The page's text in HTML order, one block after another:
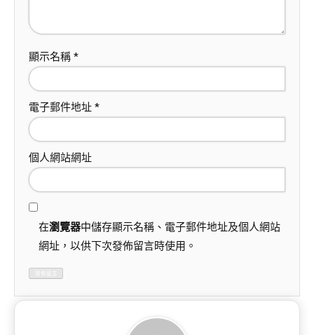
顯示名稱 *
電子郵件地址 *
個人網站網址
在瀏覽器中儲存顯示名稱、電子郵件地址及個人網站
網址，以供下次發佈留言時使用。